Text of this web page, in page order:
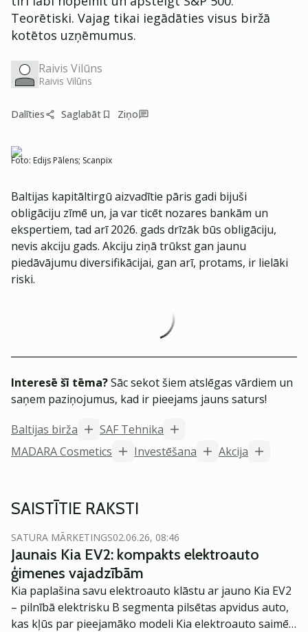
Teorētiski. Vajag tikai iegādāties visus biržā
kotētos uzņēmumus.
Raivis Vilūns
Raivis Vilūns
Dalīties Saglabāt Ziņo
Foto: Edijs Pālens; Scanpix
Baltijas kapitāltirgū aizvadītie pāris gadi bijuši
obligāciju zīmē un, ja var ticēt nozares bankām un
ekspertiem, tad arī 2026. gads drīzāk būs obligāciju,
nevis akciju gads. Akciju ziņā trūkst gan jaunu
piedāvājumu diversifikācijai, gan arī, protams, ir lielāki
riski.
Interesē šī tēma?Sāc sekot šiem atslēgas vārdiem un
saņem paziņojumus, kad ir pieejams jauns saturs!
Baltijas birža
SAF Tehnika
MADARA Cosmetics
Investēšana Akcija
SAISTĪTIE RAKSTI
SATURA MĀRKETINGS02.06.26, 08:46
Jaunais Kia EV2: kompakts elektroauto
ģimenes vajadzībām
Kia paplašina savu elektroauto klāstu ar jauno Kia EV2
– pilnībā elektrisku B segmenta pilsētas apvidus auto,
kas kļūs par pieejamāko modeli Kia elektroauto saimē